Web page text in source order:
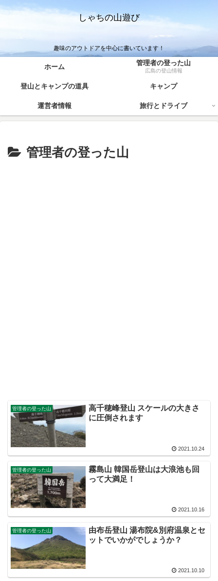
しゃちの山遊び
趣味のアウトドアを中心に書いています！
ホーム 管理者の登った山
広島の登山情報
登山とキャンプの道具 キャンプ
運営者情報 旅行とドライブ
管理者の登った山
管理者の登った山
高千穂峰登山 スケールの大きさ
に圧倒されます
2021.10.24
管理者の登った山
霧島山 韓国岳登山は大浪池も回
って大満足！
2021.10.16
管理者の登った山
由布岳登山 湯布院&別府温泉とセ
ットでいかがでしょうか？
2021.10.10